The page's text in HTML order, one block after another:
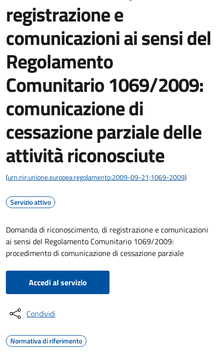
registrazione e
comunicazioni ai sensi del
Regolamento
Comunitario 1069/2009:
comunicazione di
cessazione parziale delle
attività riconosciute
(urn:nir:unione.europea:regolamento:2009-09-21;1069-2009)
Servizio attivo
Domanda di riconoscimento, di registrazione e comunicazioni
ai sensi del Regolamento Comunitario 1069/2009:
procedimento di comunicazione di cessazione parziale
Accedi al servizio
Condividi
Normativa di riferimento